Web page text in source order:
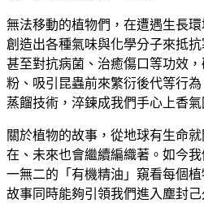
無法移動的植物們，在遭遇生長
創造出各種氣味與化學分子來抵
甚至對抗病菌、治癒傷口等功效
粉、吸引昆蟲前來繁衍後代等行
蒸餾技術，淬鍊成我們手心上香氣
關於植物的故事，從地球有生命
在、未來也會繼續編織著。如今
一無二的「有機精油」窺看每個
故事同時能夠引領我們進入塵封